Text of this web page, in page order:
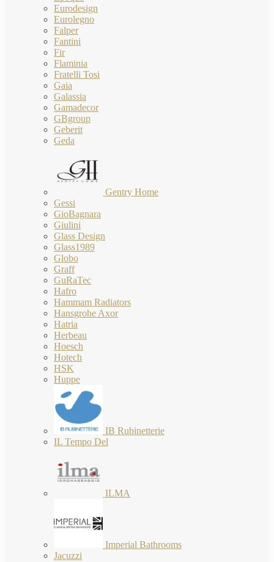
Eurodesign
Eurolegno
Falper
Fantini
Fir
Flaminia
Fratelli Tosi
Gaia
Galassia
Gamadecor
GBgroup
Geberit
Geda
Gentry Home
Gessi
GioBagnara
Giulini
Glass Design
Glass1989
Globo
Graff
GuRaTec
Hafro
Hammam Radiators
Hansgrohe Axor
Hatria
Herbeau
Hoesch
Hotech
HSK
Huppe
IB Rubinetterie
IL Tempo Del
ILMA
Imperial Bathrooms
Jacuzzi